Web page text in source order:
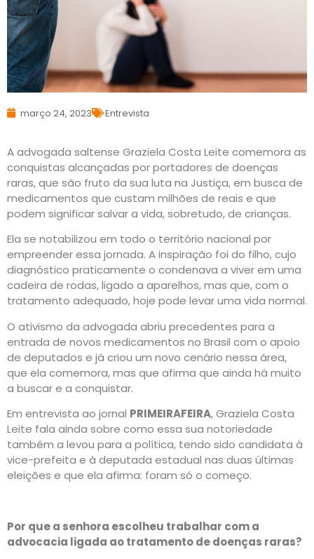
março 24, 2023 Entrevista
A advogada saltense Graziela Costa Leite comemora as
conquistas alcançadas por portadores de doenças
raras, que são fruto da sua luta na Justiça, em busca de
medicamentos que custam milhões de reais e que
podem significar salvar a vida, sobretudo, de crianças.
Ela se notabilizou em todo o território nacional por
empreender essa jornada. A inspiração foi do filho, cujo
diagnóstico praticamente o condenava a viver em uma
cadeira de rodas, ligado a aparelhos, mas que, com o
tratamento adequado, hoje pode levar uma vida normal.
O ativismo da advogada abriu precedentes para a
entrada de novos medicamentos no Brasil com o apoio
de deputados e já criou um novo cenário nessa área,
que ela comemora, mas que afirma que ainda há muito
a buscar e a conquistar.
Em entrevista ao jornal PRIMEIRAFEIRA, Graziela Costa
Leite fala ainda sobre como essa sua notoriedade
também a levou para a política, tendo sido candidata à
vice-prefeita e à deputada estadual nas duas últimas
eleições e que ela afirma: foram só o começo.
Por que a senhora escolheu trabalhar com a
advocacia ligada ao tratamento de doenças raras?